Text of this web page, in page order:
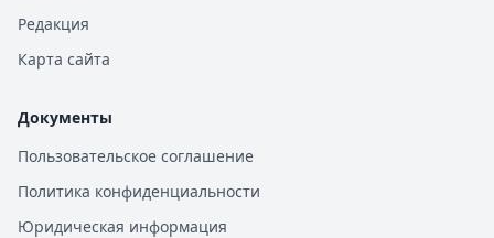
Редакция
Карта сайта
Документы
Пользовательское соглашение
Политика конфиденциальности
Юридическая информация